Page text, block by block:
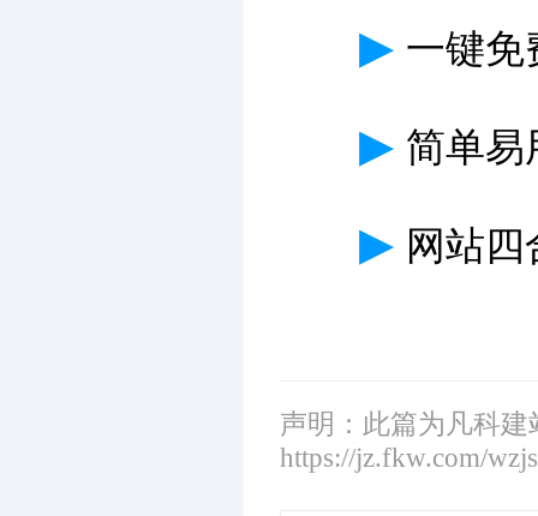
▶ 一键免
▶ 简单易
▶ 网站四
声明：此篇为凡科
https://jz.fkw.com/